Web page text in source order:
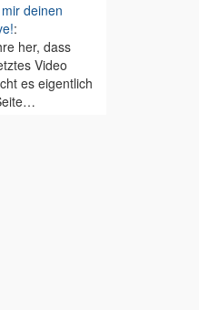
deinen
:
her, dass
Video
es eigentlich